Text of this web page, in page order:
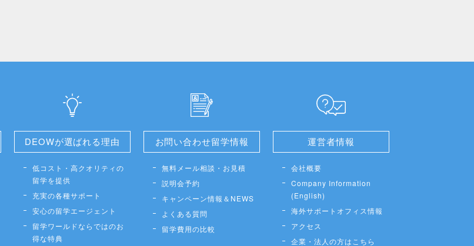
DEOWが選ばれる理由
低コスト・高クオリティの
留学を提供
充実の各種サポート
安心の留学エージェント
留学ワールドならではのお
得な特典
お問い合わせ留学情報
無料メール相談・お見積
説明会予約
キャンペーン情報＆NEWS
よくある質問
留学費用の比較
運営者情報
会社概要
Company Information
(English)
海外サポートオフィス情報
アクセス
企業・法人の方はこちら